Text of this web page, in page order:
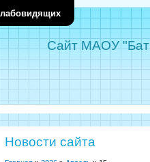
Сайт МАОУ
Новости сайта